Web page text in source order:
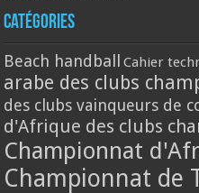
Catégories
Beach handball Cahier
arabe des clubs
des clubs vainqueurs de
d'Afrique des clubs
Championnat
Championnat de